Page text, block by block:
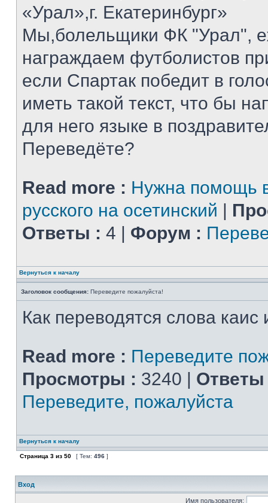
«Урал»,г. Екатеринбург»
Мы,болельщики ФК "Урал",
награждаем футболистов
если Спартак победит в
иметь такой текст, что бы
для него языке в
Переведёте?
Read more : Нужна помощь
русского на осетинский |
Ответы : 4 | Форум :
Вернуться к началу
Заголовок сообщения: Переведите пожалуйста!
Как переводятся слова каис
Read more : Переведите
Просмотры : 3240 | Ответы
Переведите, пожалуйста
Вернуться к началу
Страница 3 из 50 [ Тем: 496 ]
Вход
Имя пользователя: